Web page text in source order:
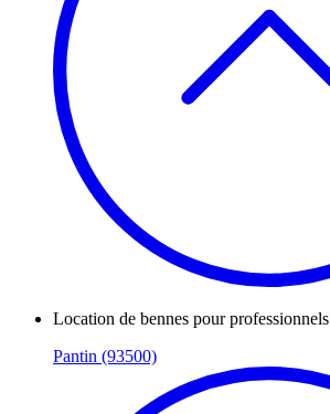
Location de bennes pour professionnels
Pantin (93500)